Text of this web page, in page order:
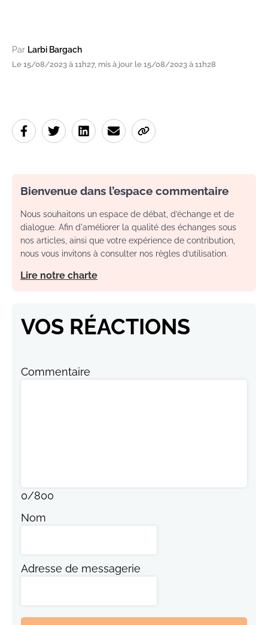
Par Larbi Bargach
Le 15/08/2023 à 11h27, mis à jour le 15/08/2023 à 11h28
Bienvenue dans l’espace commentaire
Nous souhaitons un espace de débat, d’échange et de
dialogue. Afin d'améliorer la qualité des échanges sous
nos articles, ainsi que votre expérience de contribution,
nous vous invitons à consulter nos règles d’utilisation.
Lire notre charte
VOS RÉACTIONS
Commentaire
0/800
Nom
Adresse de messagerie